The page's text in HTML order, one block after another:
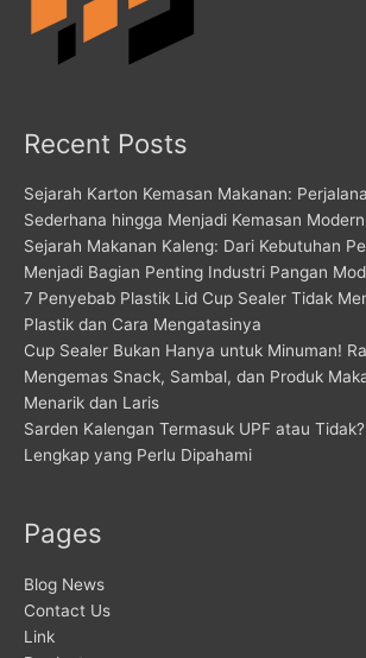
Recent Posts
Sejarah Karton Kemasan Makanan:
Sederhana hingga Menjadi Kemasan Modern
Sejarah Makanan Kaleng: Dari Kebutuhan
Menjadi Bagian Penting Industri Pangan
7 Penyebab Plastik Lid Cup Sealer Tidak
Plastik dan Cara Mengatasinya
Cup Sealer Bukan Hanya untuk Minuman!
Mengemas Snack, Sambal, dan Produk
Menarik dan Laris
Sarden Kalengan Termasuk UPF atau
Lengkap yang Perlu Dipahami
Pages
Blog News
Contact Us
Link